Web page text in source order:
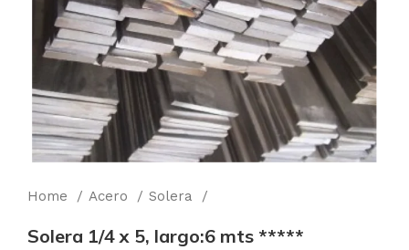
Home Acero Solera
Solera 1/4 x 5, largo:6 mts *****